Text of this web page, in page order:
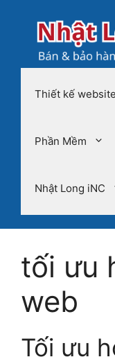
Thiết kế website
Phần Mềm
Nhật Long iNC
tối ưu
web
Tối ưu